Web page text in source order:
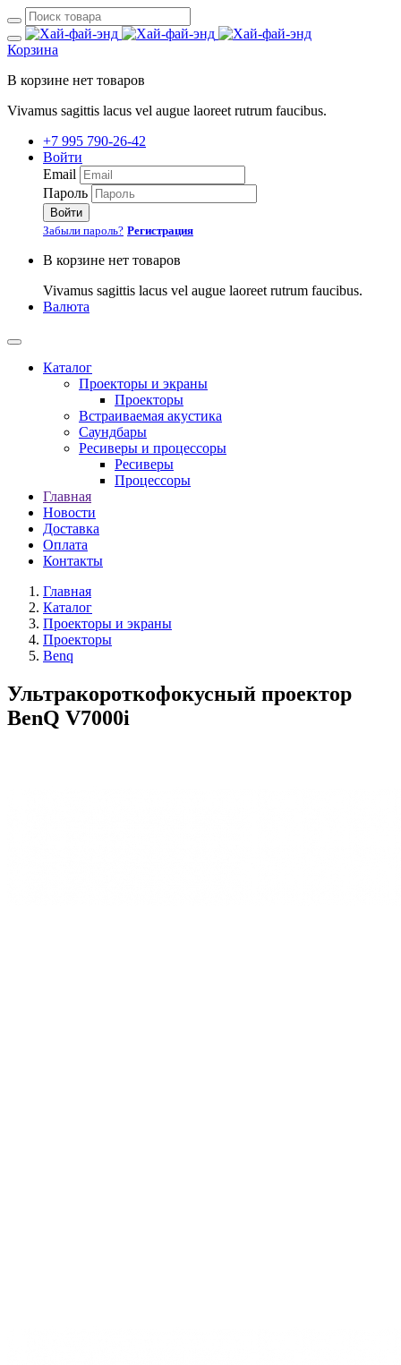
Корзина
В корзине нет товаров
Vivamus sagittis lacus vel augue laoreet rutrum faucibus.
+7 995 790-26-42
Войти
Email
Пароль
Войти
Забыли пароль? Регистрация
В корзине нет товаров
Vivamus sagittis lacus vel augue laoreet rutrum faucibus.
Валюта
Каталог
Проекторы и экраны
Проекторы
Встраиваемая акустика
Саундбары
Ресиверы и процессоры
Ресиверы
Процессоры
Главная
Новости
Доставка
Оплата
Контакты
Главная
Каталог
Проекторы и экраны
Проекторы
Benq
Ультракороткофокусный проектор
BenQ V7000i